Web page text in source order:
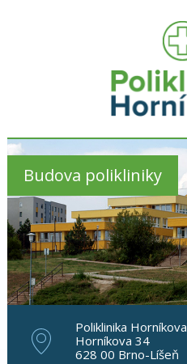
Budova polikliniky
Poliklinika Horníkova
Horníkova 34
628 00 Brno-Líšeň